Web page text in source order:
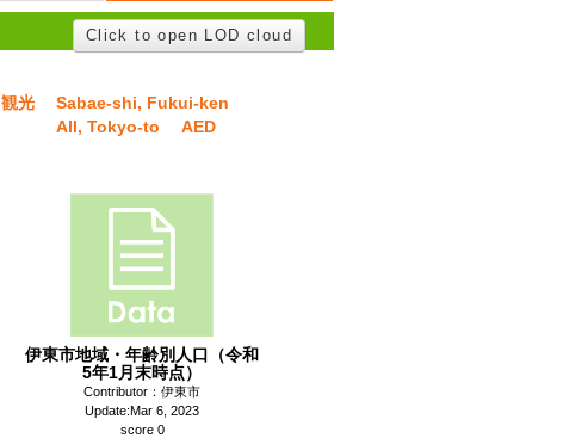
Click to open LOD cloud
観光
Sabae-shi, Fukui-ken
All, Tokyo-to
AED
伊東市地域・年齢別人口（令和
5年1月末時点）
Contributor：伊東市
Update:Mar 6, 2023
score 0